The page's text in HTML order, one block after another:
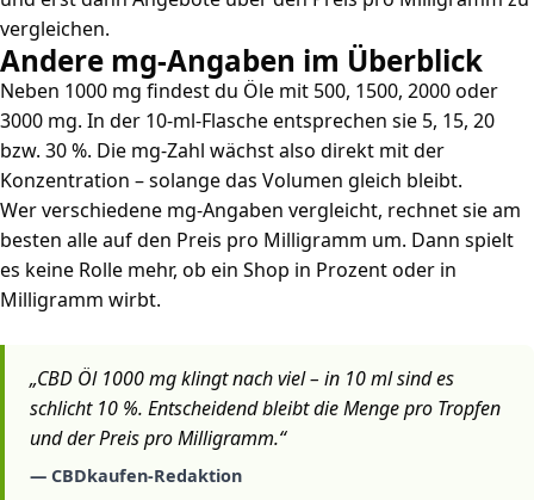
vergleichen.
Andere mg-Angaben im Überblick
Neben 1000 mg findest du Öle mit 500, 1500, 2000 oder
3000 mg. In der 10-ml-Flasche entsprechen sie 5, 15, 20
bzw. 30 %. Die mg-Zahl wächst also direkt mit der
Konzentration – solange das Volumen gleich bleibt.
Wer verschiedene mg-Angaben vergleicht, rechnet sie am
besten alle auf den Preis pro Milligramm um. Dann spielt
es keine Rolle mehr, ob ein Shop in Prozent oder in
Milligramm wirbt.
„CBD Öl 1000 mg klingt nach viel – in 10 ml sind es
schlicht 10 %. Entscheidend bleibt die Menge pro Tropfen
und der Preis pro Milligramm.“
— CBDkaufen-Redaktion